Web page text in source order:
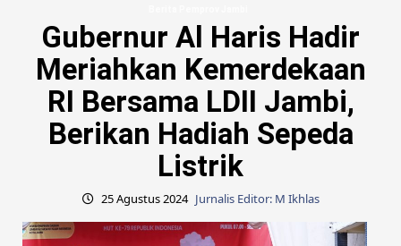
Gubernur Al Haris Hadir
Meriahkan Kemerdekaan
RI Bersama LDII Jambi,
Berikan Hadiah Sepeda
Listrik
25 Agustus 2024 Jurnalis Editor: M Ikhlas